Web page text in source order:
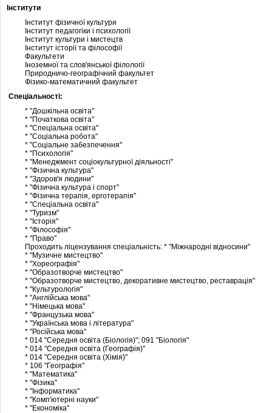
Інститути
Інститут фізичної культури
Інститут педагогіки і психології
Інститут культури і мистецтв
Інститут історії та філософії
Факультети
Іноземної та слов'янської філології
Природничо-географічний факультет
Фізико-математичний факультет
Спеціальності:
* "Дошкільна освіта"
* "Початкова освіта"
* "Спеціальна освіта"
* "Соціальна робота"
* "Соціальне забезпечення"
* "Психологія"
* "Менеджмент соціокультурної діяльності"
* "Фізична культура"
* "Здоров'я людини"
* "Фізична культура і спорт"
* "Фізична терапія, ерготерапія"
* "Спеціальна освіта"
* "Туризм"
* "Історія"
* "Філософія"
* "Право"
Проходить ліцензування спеціальність: * "Міжнародні відносини"
* "Музичне мистецтво"
* "Хореографія"
* "Образотворче мистецтво"
* "Образотворче мистецтво, декоративне мистецтво, реставрація"
* "Культурологія"
* "Англійська мова"
* "Німецька мова"
* "Французька мова"
* "Українська мова і література"
* "Російська мова"
* 014 "Середня освіта (Біологія)"; 091 "Біологія"
* 014 "Середня освіта (Географія)"
* 014 "Середня освіта (Хімія)"
* 106 "Географія"
* "Математика"
* "Фізика"
* "Інформатика"
* "Комп'ютерні науки"
* "Економіка"